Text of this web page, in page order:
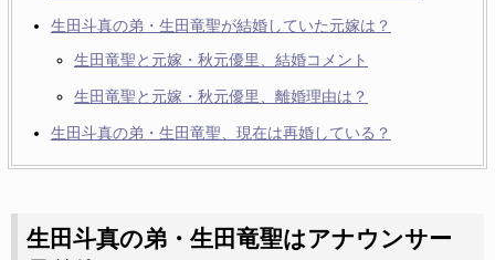
生田斗真の弟・生田竜聖が結婚していた元嫁は？
生田竜聖と元嫁・秋元優里、結婚コメント
生田竜聖と元嫁・秋元優里、離婚理由は？
生田斗真の弟・生田竜聖、現在は再婚している？
生田斗真の弟・生田竜聖はアナウンサー